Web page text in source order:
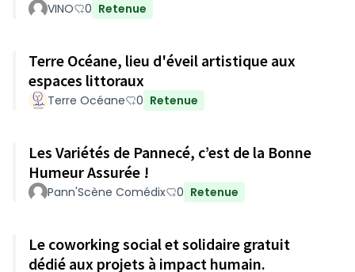
VINO 0 Retenue
Terre Océane, lieu d'éveil artistique aux
espaces littoraux
Terre Océane 0 Retenue
Les Variétés de Pannecé, c’est de la Bonne
Humeur Assurée !
Pann'Scène Comédix 0 Retenue
Le coworking social et solidaire gratuit
dédié aux projets à impact humain.